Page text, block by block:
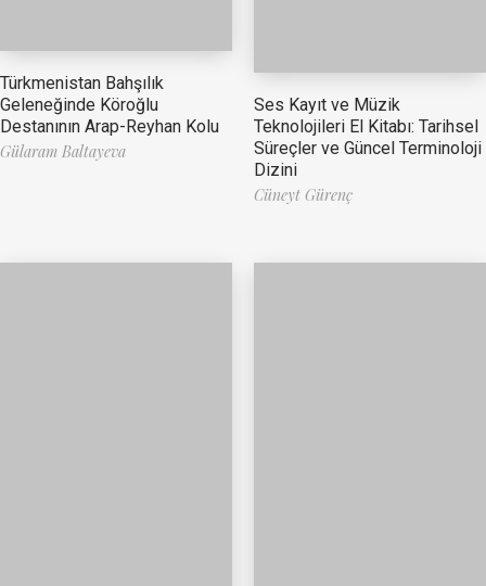
Türkmenistan Bahşılık
Geleneğinde Köroğlu
Destanının Arap-Reyhan Kolu
Gülaram Baltayeva
Ses Kayıt ve Müzik
Teknolojileri El Kitabı: Tarihsel
Süreçler ve Güncel Terminoloji
Dizini
Cüneyt Gürenç